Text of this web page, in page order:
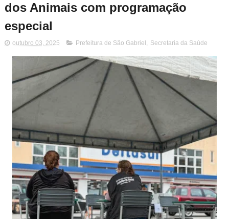
dos Animais com programação
especial
outubro 03, 2025 Prefeitura de São Gabriel , Secretaria da Saúde